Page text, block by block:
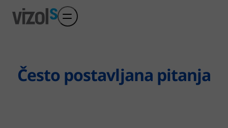
Često postavljana pitanja